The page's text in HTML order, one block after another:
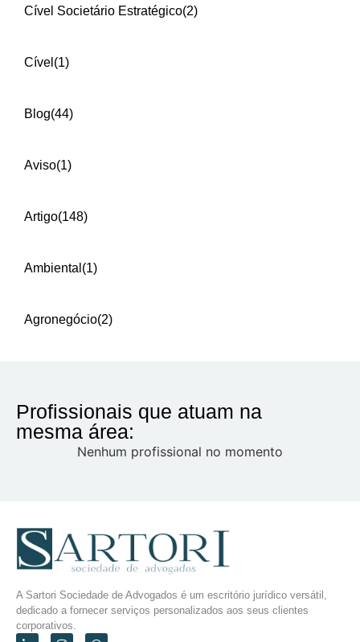
Cível Societário Estratégico(2)
Cível (1)
Blog(44)
Aviso(1)
Artigo(148)
Ambiental (1)
Agronegócio(2)
Profissionais que atuam na
mesma área:
Nenhum profissional no momento
A Sartori Sociedade de Advogados é um escritório jurídico versátil,
dedicado a fornecer serviços personalizados aos seus clientes
corporativos.